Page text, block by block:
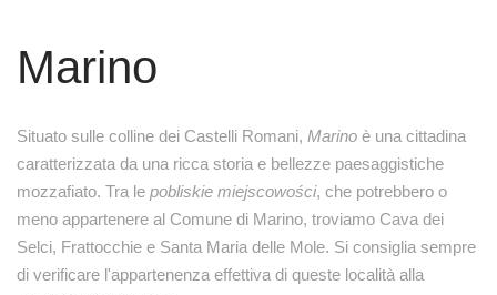
Marino
Situato sulle colline dei Castelli Romani, Marino è una cittadina
caratterizzata da una ricca storia e bellezze paesaggistiche
mozzafiato. Tra le pobliskie miejscowości, che potrebbero o
meno appartenere al Comune di Marino, troviamo Cava dei
Selci, Frattocchie e Santa Maria delle Mole. Si consiglia sempre
di verificare l'appartenenza effettiva di queste località alla